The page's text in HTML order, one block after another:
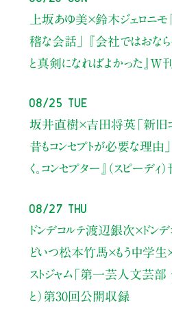
上坂あゆ美×鈴木ジェロニモ
稽な会話」
『会社ではおなら
と真剣になればよかった』W
08/25 Tue
坂井直樹×吉田将英「新旧
昔もコンセプトが必要な理由」
く。コンセプター』（スピーデ
08/27 Thu
ドンデコルテ渡辺銀次×ドン
どいつ松本竹馬×もう中学生×
ストジャム「第一芸人文芸部 俺
と） 第30回公開収録